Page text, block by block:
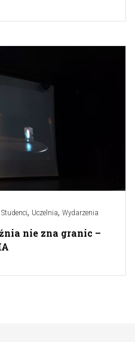
Studenci, Uczelnia, Wydarzenia
nie zna granic –